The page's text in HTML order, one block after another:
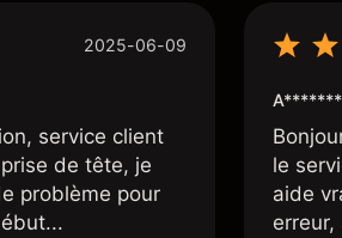
2025-06-09
service client
de tête, je
problème pour
le
aide